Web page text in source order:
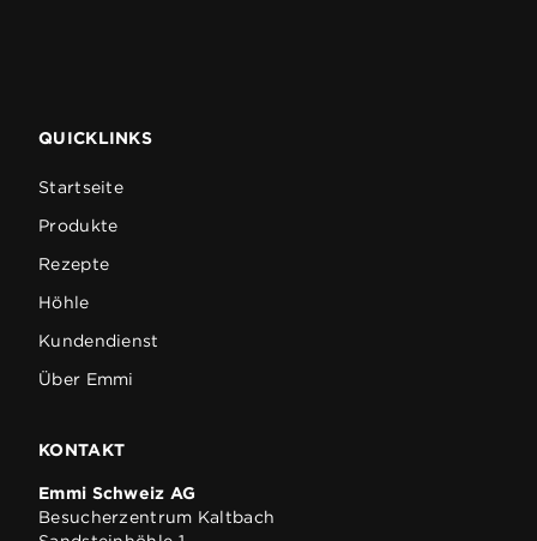
QUICKLINKS
Startseite
Produkte
Rezepte
Höhle
Kundendienst
Über Emmi
KONTAKT
Emmi Schweiz AG
Besucherzentrum Kaltbach